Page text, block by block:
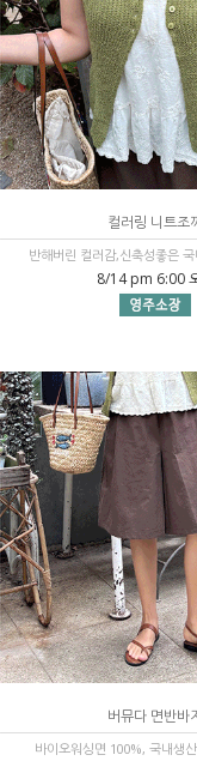
컬러링 니트조
반해버린 컬러감,신축성좋은
8/14 pm 6:00
버뮤다 면반바
바이오워싱면 100%, 국내생